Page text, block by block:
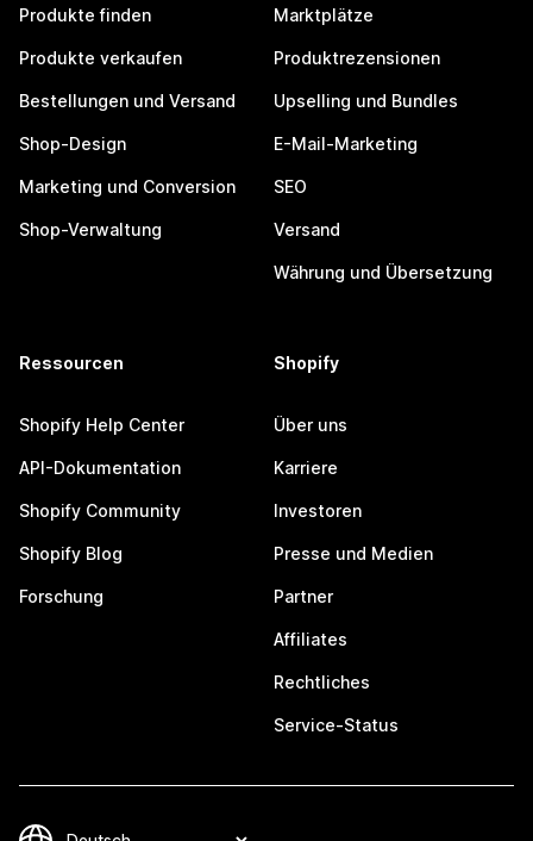
Produkte finden
Produkte verkaufen
Bestellungen und Versand
Shop-Design
Marketing und Conversion
Shop-Verwaltung
Marktplätze
Produktrezensionen
Upselling und Bundles
E-Mail-Marketing
SEO
Versand
Währung und Übersetzung
Ressourcen
Shopify Help Center
API-Dokumentation
Shopify Community
Shopify Blog
Forschung
Shopify
Über uns
Karriere
Investoren
Presse und Medien
Partner
Affiliates
Rechtliches
Service-Status